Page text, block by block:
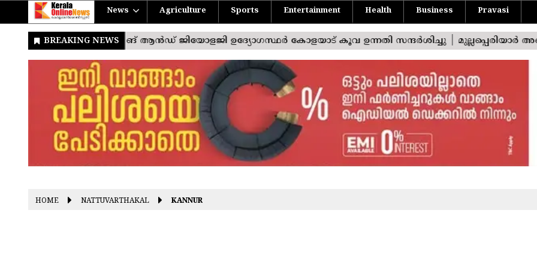
News Agriculture Sports Entertainment Health Business Pravasi
HOME NATTUVARTHAKAL KANNUR